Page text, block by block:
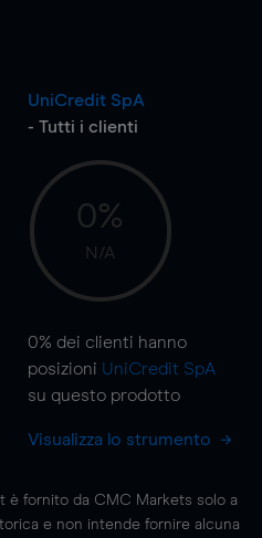
UniCredit SpA
- Tutti i clienti
0%
N/A
0% dei clienti hanno
posizioni UniCredit SpA
su questo prodotto
Visualizza lo strumento
è fornito da CMC Markets solo a
e non intende fornire alcuna